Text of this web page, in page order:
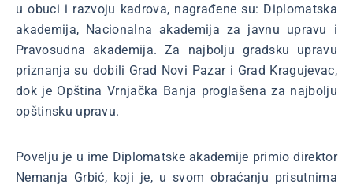
u obuci i razvoju kadrova, nagrađene su: Diplomatska
akademija, Nacionalna akademija za javnu upravu i
Pravosudna akademija. Za najbolju gradsku upravu
priznanja su dobili Grad Novi Pazar i Grad Kragujevac,
dok je Opština Vrnjačka Banja proglašena za najbolju
opštinsku upravu.
Povelju je u ime Diplomatske akademije primio direktor
Nemanja Grbić, koji je, u svom obraćanju prisutnima